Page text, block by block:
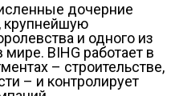
дочерние
крупнейшую
и одного из
BIHG работает в
– строительстве,
– и контролирует